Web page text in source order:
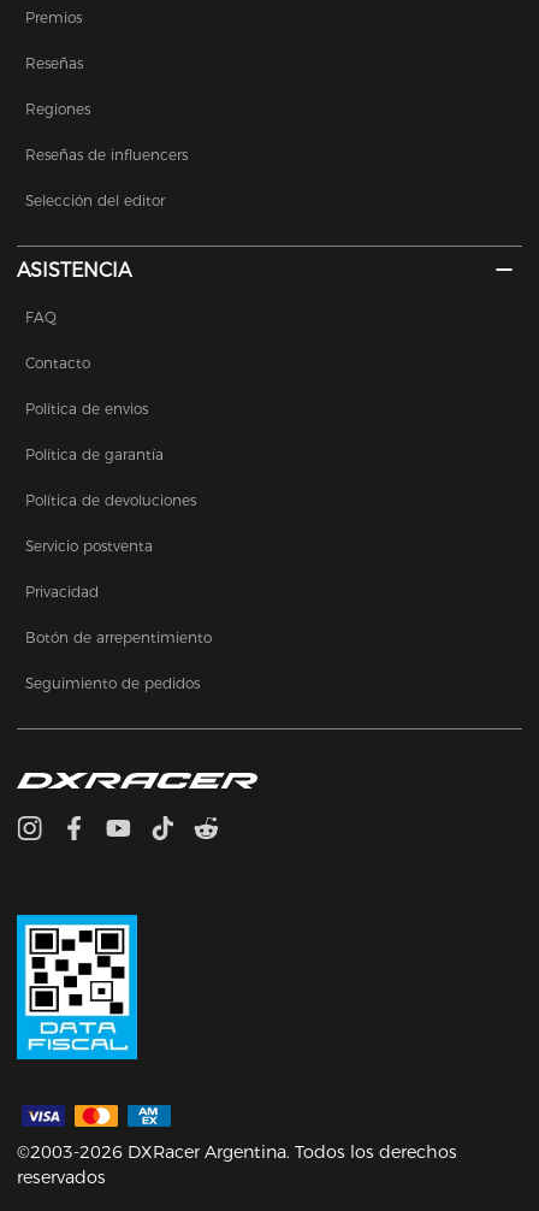
Premios
Reseñas
Regiones
Reseñas de influencers
Selección del editor
ASISTENCIA
FAQ
Contacto
Política de envios
Política de garantía
Política de devoluciones
Servicio postventa
Privacidad
Botón de arrepentimiento
Seguimiento de pedidos
©2003-2026 DXRacer Argentina. Todos los derechos
reservados